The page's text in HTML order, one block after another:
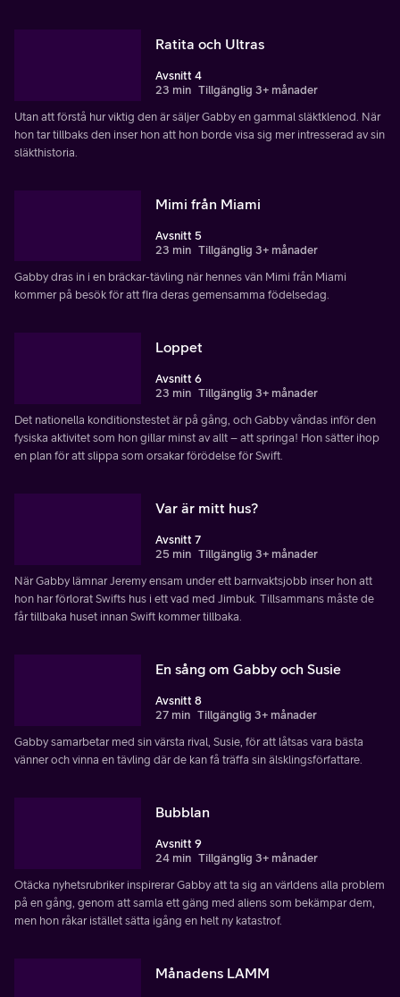
Ratita och Ultras
Avsnitt 4
23 min Tillgänglig 3+ månader
Utan att förstå hur viktig den är säljer Gabby en gammal släktklenod. När
hon tar tillbaks den inser hon att hon borde visa sig mer intresserad av sin
släkthistoria.
Mimi från Miami
Avsnitt 5
23 min Tillgänglig 3+ månader
Gabby dras in i en bräckar-tävling när hennes vän Mimi från Miami
kommer på besök för att fira deras gemensamma födelsedag.
Loppet
Avsnitt 6
23 min Tillgänglig 3+ månader
Det nationella konditionstestet är på gång, och Gabby våndas inför den
fysiska aktivitet som hon gillar minst av allt – att springa! Hon sätter ihop
en plan för att slippa som orsakar förödelse för Swift.
Var är mitt hus?
Avsnitt 7
25 min Tillgänglig 3+ månader
När Gabby lämnar Jeremy ensam under ett barnvaktsjobb inser hon att
hon har förlorat Swifts hus i ett vad med Jimbuk. Tillsammans måste de
får tillbaka huset innan Swift kommer tillbaka.
En sång om Gabby och Susie
Avsnitt 8
27 min Tillgänglig 3+ månader
Gabby samarbetar med sin värsta rival, Susie, för att låtsas vara bästa
vänner och vinna en tävling där de kan få träffa sin älsklingsförfattare.
Bubblan
Avsnitt 9
24 min Tillgänglig 3+ månader
Otäcka nyhetsrubriker inspirerar Gabby att ta sig an världens alla problem
på en gång, genom att samla ett gäng med aliens som bekämpar dem,
men hon råkar istället sätta igång en helt ny katastrof.
Månadens LAMM